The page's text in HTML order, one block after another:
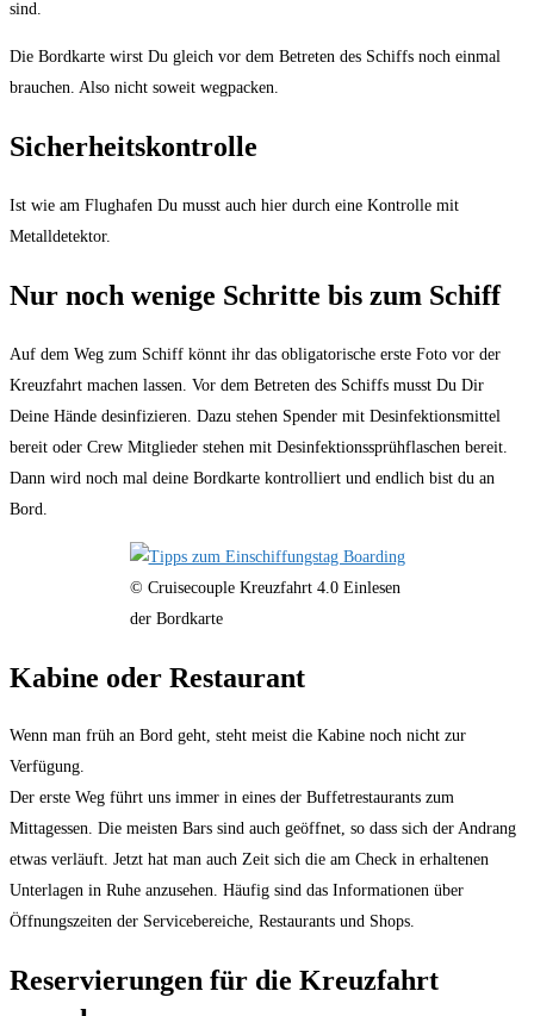
sind.
Die Bordkarte wirst Du gleich vor dem Betreten des Schiffs noch einmal
brauchen. Also nicht soweit wegpacken.
Sicherheitskontrolle
Ist wie am Flughafen Du musst auch hier durch eine Kontrolle mit
Metalldetektor.
Nur noch wenige Schritte bis zum Schiff
Auf dem Weg zum Schiff könnt ihr das obligatorische erste Foto vor der
Kreuzfahrt machen lassen. Vor dem Betreten des Schiffs musst Du Dir
Deine Hände desinfizieren. Dazu stehen Spender mit Desinfektionsmittel
bereit oder Crew Mitglieder stehen mit Desinfektionssprühflaschen bereit.
Dann wird noch mal deine Bordkarte kontrolliert und endlich bist du an
Bord.
© Cruisecouple Kreuzfahrt 4.0 Einlesen
der Bordkarte
Kabine oder Restaurant
Wenn man früh an Bord geht, steht meist die Kabine noch nicht zur
Verfügung.
Der erste Weg führt uns immer in eines der Buffetrestaurants zum
Mittagessen. Die meisten Bars sind auch geöffnet, so dass sich der Andrang
etwas verläuft. Jetzt hat man auch Zeit sich die am Check in erhaltenen
Unterlagen in Ruhe anzusehen. Häufig sind das Informationen über
Öffnungszeiten der Servicebereiche, Restaurants und Shops.
Reservierungen für die Kreuzfahrt